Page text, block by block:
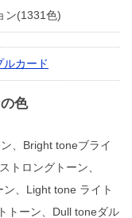
ン(1331色)
カード
色
、Bright toneブライ
トロングトーン、
、Light tone ライト
トーン、Dull toneダル